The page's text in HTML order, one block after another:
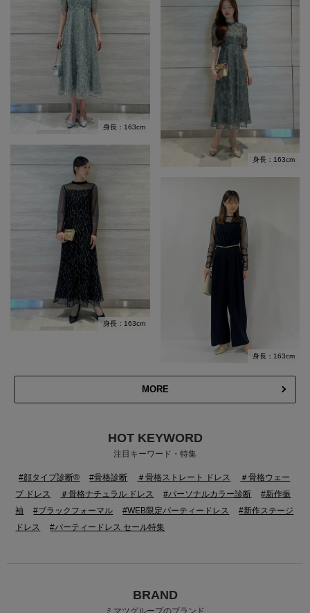
身長：163cm
身長：163cm
身長：163cm
身長：163cm
MORE
HOT KEYWORD
注目キーワード・特集
#顔タイプ診断® #骨格診断 ＃骨格ストレート ドレス
＃骨格ウェー
ブ ドレス
＃骨格ナチュラル ドレス #パーソナルカラー診断
#新作振
袖
#ブラックフォーマル #WEB限定パーティードレス
#新作ステージ
ドレス
#パーティードレス セール特集
BRAND
ミマツグループのブランド